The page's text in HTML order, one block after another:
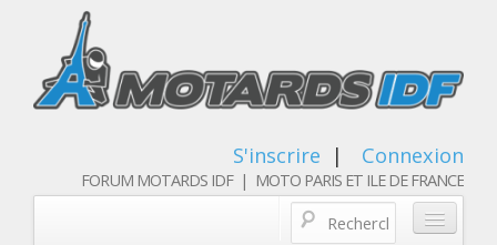
S'inscrire | Connexion
FORUM MOTARDS IDF | MOTO PARIS ET ILE DE FRANCE